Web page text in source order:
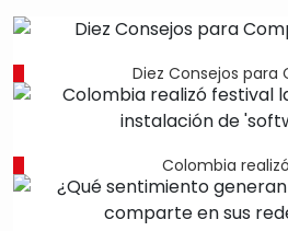
Diez Consejos para
Colombia